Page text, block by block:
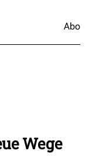
Abo
Wege